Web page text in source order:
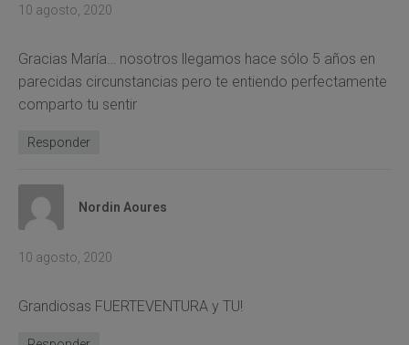
10 agosto, 2020
Gracias María… nosotros llegamos hace sólo 5 años en
parecidas circunstancias pero te entiendo perfectamente
comparto tu sentir
Responder
Nordin Aoures
10 agosto, 2020
Grandiosas FUERTEVENTURA y TU!